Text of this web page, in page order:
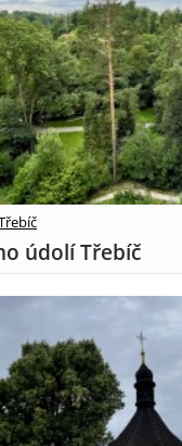
údolí Třebíč